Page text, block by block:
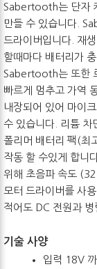
Sabertooth는 단자
만들 수 있습니다.
드라이버입니다. 재
할때마다 배터리가
Sabertooth는 또한
빠르게 멈추고 가역
내장되어 있어 마이
수 있습니다. 리튬
폴리머 배터리 팩(최
작동 할 수있게 합니
위해 초음파 속도
모터 드라이버를 사
적어도 DC 전원과 병
기술 사양
입력 18V